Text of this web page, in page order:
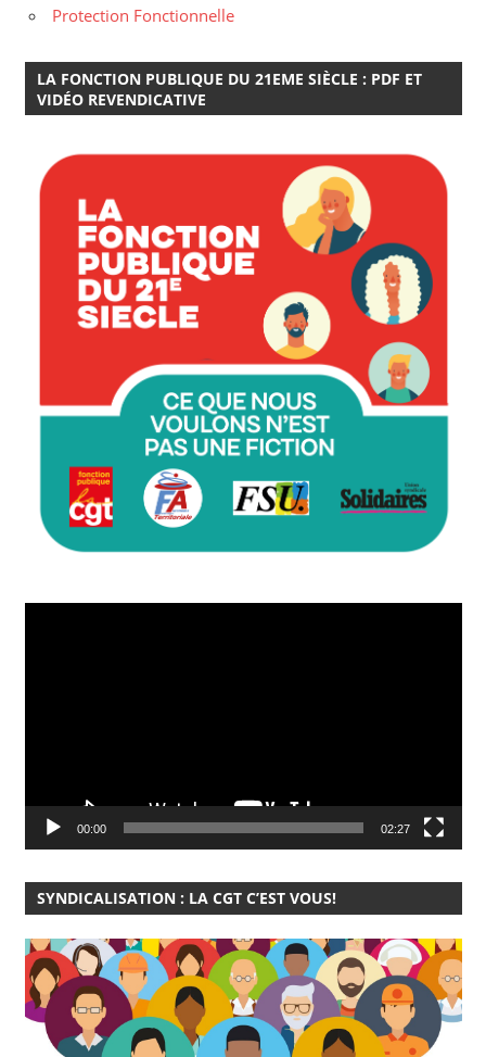
Protection Fonctionnelle
LA FONCTION PUBLIQUE DU 21EME SIÈCLE : PDF ET
VIDÉO REVENDICATIVE
00:00 02:27
SYNDICALISATION : LA CGT C’EST VOUS!